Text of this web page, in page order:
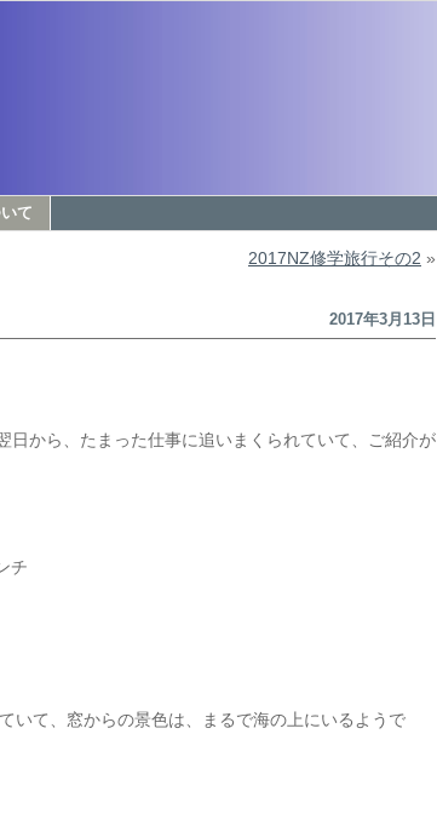
て
2017NZ修学旅行その2 »
2017年3月13日
から、たまった仕事に追いまくられていて、ご紹介が
チ
いて、窓からの景色は、まるで海の上にいるようで